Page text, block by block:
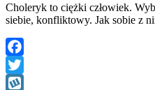
Choleryk to ciężki człowiek.
siebie, konfliktowy. Jak sobie z
Facebook
Twitter